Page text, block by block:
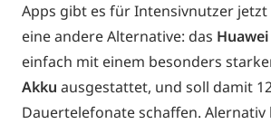
Apps gibt es für Intensivnutzer jetzt
eine andere Alternative: das
einfach mit einem besonders
Akku ausgestattet, und soll damit
Dauertelefonate schaffen. Alernativ